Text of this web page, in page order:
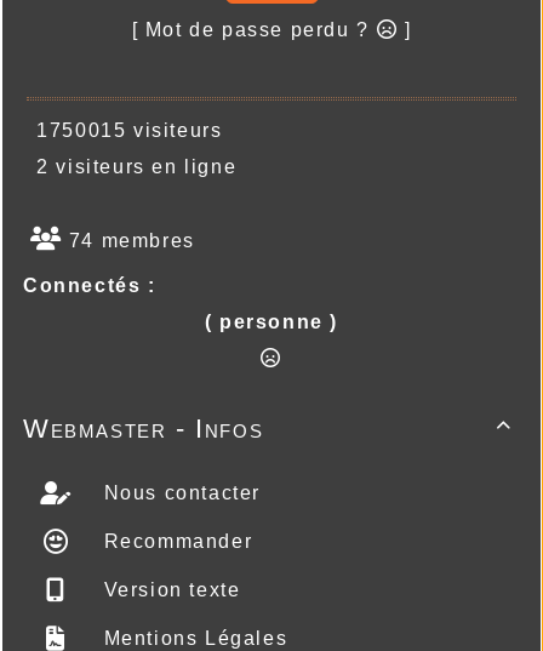
[ Mot de passe perdu ? ]
1750015 visiteurs
2 visiteurs en ligne
74 membres
Connectés :
( personne )

Webmaster - Infos
Nous contacter
Recommander
Version texte
Mentions Légales